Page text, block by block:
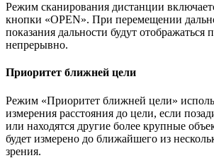
Режим сканирования дистанции
кнопки «OPEN». При перемещении
показания дальности будут отображаться
непрерывно.
Приоритет ближней цели
Режим «Приоритет ближней цели»
измерения расстояния до цели, если
или находятся другие более крупные
будет измерено до ближайшего из
зрения.